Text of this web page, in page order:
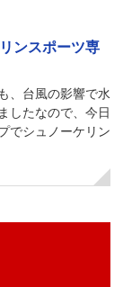
ンスポーツ専
、台風の影響で水
したなので、今日
でシュノーケリン